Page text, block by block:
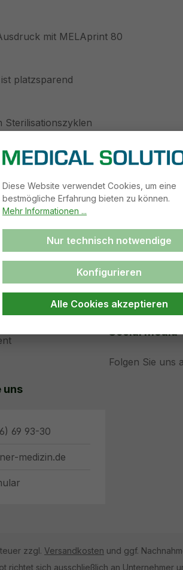
mit MELAprint 80
platzsparend
Sterilisationszyklen
uns
69 93-30
medizin.de
Social Media
Folgen Sie uns
zzgl. Versandkosten und ggf.
richtet sich ausschließlich an Unternehmer
Diese Website verwendet Cookies, um eine
bestmögliche Erfahrung bieten zu können.
Mehr Informationen ...
Nur technisch notwendige
Konfigurieren
Alle Cookies akzeptieren